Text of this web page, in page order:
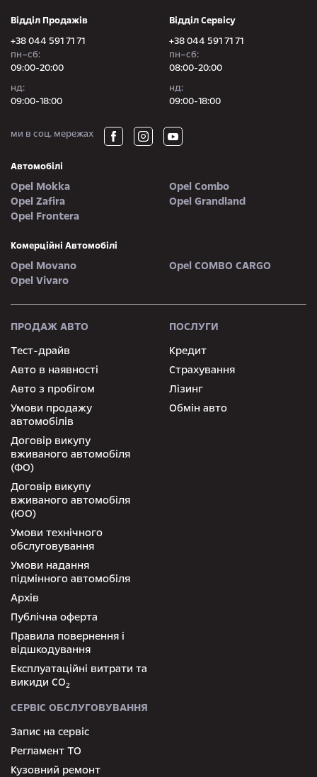
Відділ Продажів
+38 044 591 71 71
пн–сб:
09:00-20:00
нд:
09:00-18:00
Відділ Сервісу
+38 044 591 71 71
пн–сб:
08:00-20:00
нд:
09:00-18:00
ми в соц. мережах
Автомобілі
Opel Mokka
Opel Combo
Opel Zafira
Opel Grandland
Opel Frontera
Комерційні Автомобілі
Opel Movano
Opel COMBO CARGO
Opel Vivaro
ПРОДАЖ АВТО
Тест-драйв
Авто в наявності
Авто з пробігом
Умови продажу
автомобілів
Договір викупу
вживаного автомобіля
(ФО)
Договір викупу
вживаного автомобіля
(ЮО)
Умови технічного
обслуговування
Умови надання
підмінного автомобіля
Архів
Публічна оферта
Правила повернення і
відшкодування
Експлуатаційні витрати та
викиди СО2
ПОСЛУГИ
Кредит
Страхування
Лізинг
Обмін авто
СЕРВІС ОБСЛУГОВУВАННЯ
Запис на сервіс
Регламент ТО
Кузовний ремонт